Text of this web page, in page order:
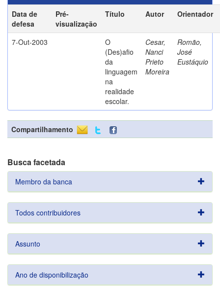
Data de
defesa
Pré-
visualização
Título Autor Orientador
7-Out-2003
O
(Des)afio
da
linguagem
na
realidade
escolar.
Cesar,
Nanci
Prieto
Moreira
Romão,
José
Eustáquio
Compartilhamento
Busca facetada
Membro da banca
Todos contribuidores
Assunto
Ano de disponibilização